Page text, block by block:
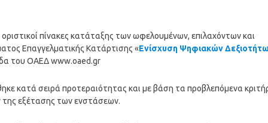
πίνακες κατάταξης των ωφελουμένων, επιλαχόντων και
Επαγγελματικής Κατάρτισης «Ενίσχυση Ψηφιακών
του ΟΑΕΔ www.oaed.gr
κατά σειρά προτεραιότητας και με βάση τα προβλεπόμενα
της εξέτασης των ενστάσεων.